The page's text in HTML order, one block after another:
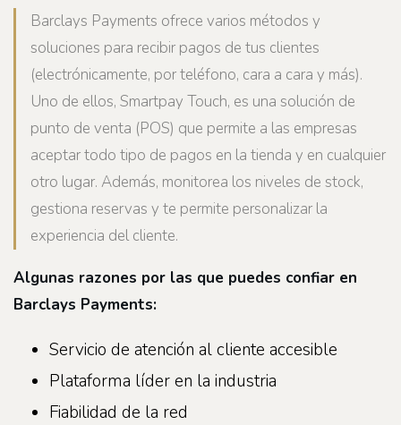
Barclays Payments ofrece varios métodos y
soluciones para recibir pagos de tus clientes
(electrónicamente, por teléfono, cara a cara y más).
Uno de ellos, Smartpay Touch, es una solución de
punto de venta (POS) que permite a las empresas
aceptar todo tipo de pagos en la tienda y en cualquier
otro lugar. Además, monitorea los niveles de stock,
gestiona reservas y te permite personalizar la
experiencia del cliente.
Algunas razones por las que puedes confiar en
Barclays Payments:
Servicio de atención al cliente accesible
Plataforma líder en la industria
Fiabilidad de la red